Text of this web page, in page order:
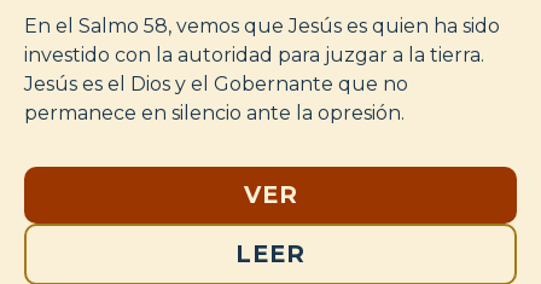
En el Salmo 58, vemos que Jesús es quien ha sido
investido con la autoridad para juzgar a la tierra.
Jesús es el Dios y el Gobernante que no
permanece en silencio ante la opresión.
VER
LEER